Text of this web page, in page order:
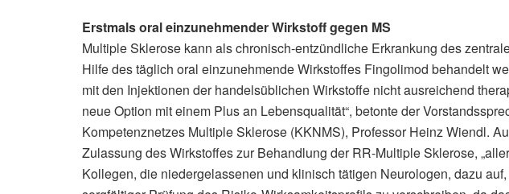
Erstmals oral einzunehmender Wirkstoff gegen MS
Multiple Sklerose kann als chronisch-entzündliche Erkrankung des
Hilfe des täglich oral einzunehmende Wirkstoffes Fingolimod behandelt
mit den Injektionen der handelsüblichen Wirkstoffe nicht ausreichend
neue Option mit einem Plus an Lebensqualität“, betonte der
Kompetenznetzes Multiple Sklerose (KKNMS), Professor Heinz Wiendl.
Zulassung des Wirkstoffes zur Behandlung der RR-Multiple Sklerose,
Kollegen, die niedergelassenen und klinisch tätigen Neurologen, dazu